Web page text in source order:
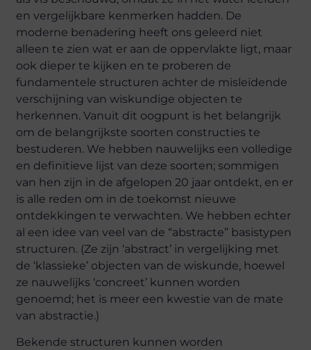
en vergelijkbare kenmerken hadden. De
moderne benadering heeft ons geleerd niet
alleen te zien wat er aan de oppervlakte ligt, maar
ook dieper te kijken en te proberen de
fundamentele structuren achter de misleidende
verschijning van wiskundige objecten te
herkennen. Vanuit dit oogpunt is het belangrijk
om de belangrijkste soorten constructies te
bestuderen. We hebben nauwelijks een volledige
en definitieve lijst van deze soorten; sommigen
van hen zijn in de afgelopen 20 jaar ontdekt, en er
is alle reden om in de toekomst nieuwe
ontdekkingen te verwachten. We hebben echter
al een idee van veel van de “abstracte” basistypen
structuren. (Ze zijn ‘abstract’ in vergelijking met
de ‘klassieke’ objecten van de wiskunde, hoewel
ze nauwelijks ‘concreet’ kunnen worden
genoemd; het is meer een kwestie van de mate
van abstractie.)
Bekende structuren kunnen worden